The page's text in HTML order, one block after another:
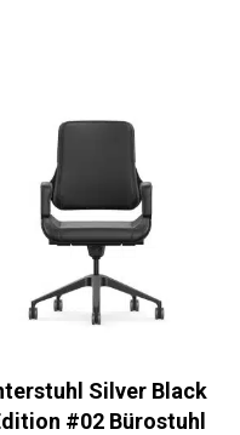
Silver Black
#02 Bürostuhl